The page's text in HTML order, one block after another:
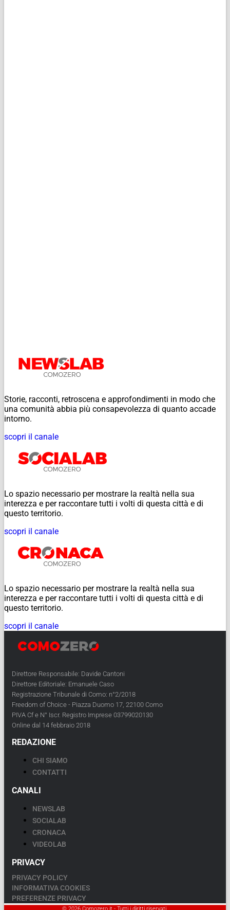
Storie, racconti, retroscena e approfondimenti in modo che
una comunità abbia più consapevolezza di quanto accade
intorno.
scopri il canale
Lo spazio necessario per mostrare la realtà nella sua
interezza e per raccontare tutti i volti di questa città e di
questo territorio.
scopri il canale
Lo spazio necessario per mostrare la realtà nella sua
interezza e per raccontare tutti i volti di questa città e di
questo territorio.
scopri il canale
Direttore Responsabile: Davide Cantoni
Direttore Editoriale: Emanuele Caso
Registrazione Tribunale di Como: n°2/2018
Freedom of Choice - Piazza Duomo 17, 22100 Como
PIVA Cf e N° Iscr. Registro Imprese 03799020130
Online dal 14 febbraio 2018
REDAZIONE
CHI SIAMO
CONTATTI
CANALI
NEWSLAB
SOCIALAB
CRONACA
VIDEOLAB
PRIVACY
PRIVACY POLICY
INFORMATIVA COOKIES
PREFERENZE PRIVACY
© 2026 Comozero.it - Tutti i diritti riservati.